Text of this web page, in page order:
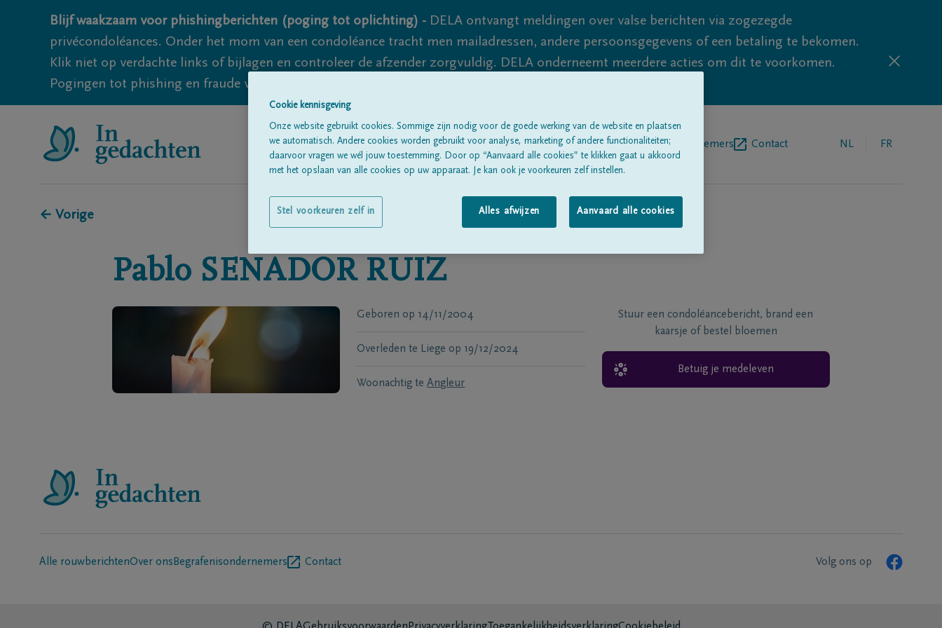
Blijf waakzaam voor phishingberichten (poging tot oplichting) - DELA ontvangt meldingen over valse berichten via zogezegde
privécondoléances. Onder het mom van een condoléance tracht men mailadressen, andere persoonsgegevens of een betaling te bekomen.
Klik niet op verdachte links of bijlagen en controleer de afzender zorgvuldig. DELA onderneemt meerdere acties om dit te voorkomen.
Pogingen tot phishing en fraude vallen echter nooit volledig uit te sluiten, dus blijf waakzaam.
Alle rouwberichten Over onsBegrafenisondernemers Contact NL FR
← Vorige
Pablo SENADOR RUIZ
Geboren op 14/11/2004
Overleden te Liege op 19/12/2024
Woonachtig te Angleur
Stuur een condoléancebericht, brand een
kaarsje of bestel bloemen
Betuig je medeleven
Alle rouwberichtenOver ons Begrafenisondernemers Contact Volg ons op
Cookie kennisgeving
Onze website gebruikt cookies. Sommige zijn nodig voor de goede werking van de website en plaatsen
we automatisch. Andere cookies worden gebruikt voor analyse, marketing of andere functionaliteiten;
daarvoor vragen we wél jouw toestemming. Door op “Aanvaard alle cookies” te klikken gaat u akkoord
met het opslaan van alle cookies op uw apparaat. Je kan ook je voorkeuren zelf instellen.
Alles afwijzen Aanvaard alle cookies
Stel voorkeuren zelf in